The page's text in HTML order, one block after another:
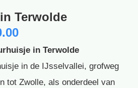
Terwolde
in Terwolde
in de IJsselvallei, grofweg
tot Zwolle, als onderdeel van